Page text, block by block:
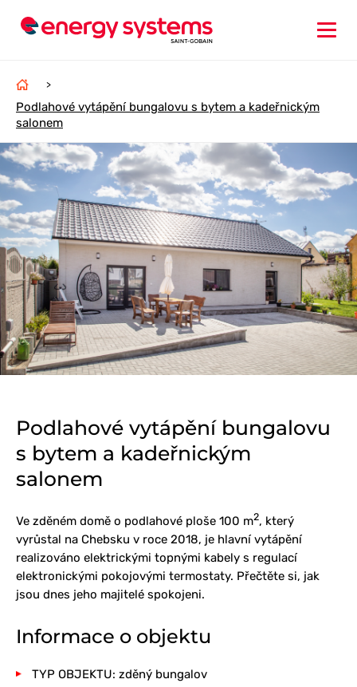
>
Podlahové vytápění bungalovu s bytem a kadeřnickým
salonem
Podlahové vytápění bungalovu
s bytem a kadeřnickým
salonem
Ve zděném domě o podlahové ploše 100 m2, který
vyrůstal na Chebsku v roce 2018, je hlavní vytápění
realizováno elektrickými topnými kabely s regulací
elektronickými pokojovými termostaty. Přečtěte si, jak
jsou dnes jeho majitelé spokojeni.
Informace o objektu
TYP OBJEKTU: zděný bungalov